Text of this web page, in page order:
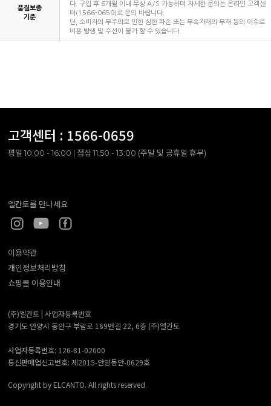
품질보증
기준
다. 구입 후 6개월 이내 무상 A/S 가능하며 자세한 문의는 온라인 고객센
터(1566-0659)로 문의 바랍니다.
단, 소비자의 부주의로 인한 심한 파손 또는 부속자재의 부재 등의 이슈로
비용 발생 및 수선이 불가 할 수 있습니다.
고객센터 : 1566-0659
평일 10:00 - 16:00 | 점심 11:50 - 13:00 (주말 및 공휴일 휴무)
엘칸토를 만나세요
이용약관
개인정보처리방침
쇼핑몰 이용안내
(주)엘칸토 | 사업자등록번호
경기도 안양시 동안구 부림로 169번길 22, 6층 (주)엘칸토
사업자등록번호: 126-81-02600
통신판매업신고번호: 제2015-안양동안-0629호
Copyright by ELCANTO. All rights reserved.